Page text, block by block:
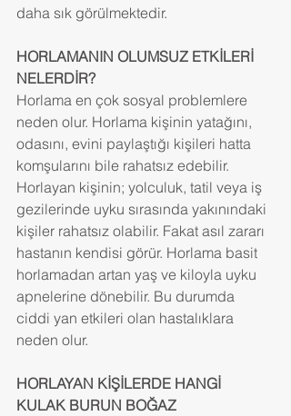
daha sık görülmektedir.
HORLAMANIN OLUMSUZ ETKİLERİ
NELERDİR?
Horlama en çok sosyal problemlere
neden olur. Horlama kişinin yatağını,
odasını, evini paylaştığı kişileri hatta
komşularını bile rahatsız edebilir.
Horlayan kişinin; yolculuk, tatil veya iş
gezilerinde uyku sırasında yakınındaki
kişiler rahatsız olabilir. Fakat asıl zararı
hastanın kendisi görür. Horlama basit
horlamadan artan yaş ve kiloyla uyku
apnelerine dönebilir. Bu durumda
ciddi yan etkileri olan hastalıklara
neden olur.
HORLAYAN KİŞİLERDE HANGİ
KULAK BURUN BOĞAZ